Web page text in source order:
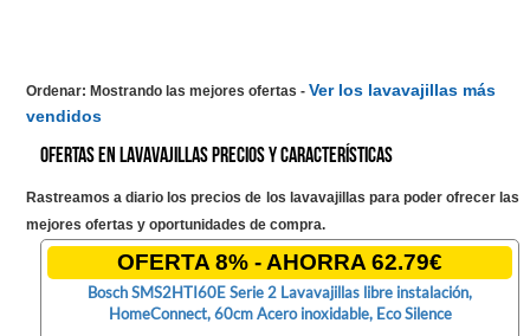
Ordenar: Mostrando las mejores ofertas - Ver los lavavajillas más
vendidos
Ofertas en Lavavajillas precios y características
Rastreamos a diario los precios de los lavavajillas para poder ofrecer las
mejores ofertas y oportunidades de compra.
OFERTA 8% - AHORRA 62.79€
Bosch SMS2HTI60E Serie 2 Lavavajillas libre instalación,
HomeConnect, 60cm Acero inoxidable, Eco Silence